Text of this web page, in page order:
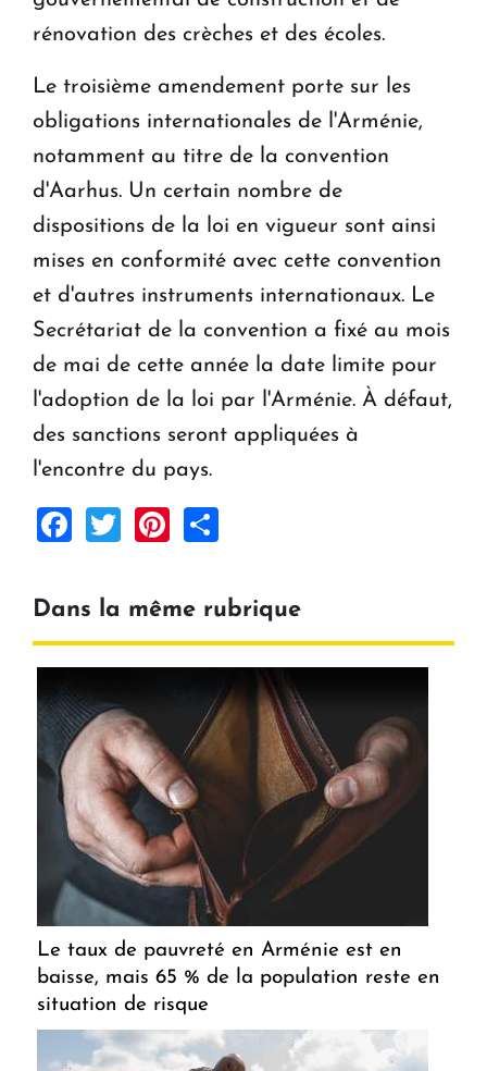
rénovation des crèches et des écoles.
Le troisième amendement porte sur les
obligations internationales de l'Arménie,
notamment au titre de la convention
d'Aarhus. Un certain nombre de
dispositions de la loi en vigueur sont ainsi
mises en conformité avec cette convention
et d'autres instruments internationaux. Le
Secrétariat de la convention a fixé au mois
de mai de cette année la date limite pour
l'adoption de la loi par l'Arménie. À défaut,
des sanctions seront appliquées à
l'encontre du pays.
Facebook
TwitterPinterest
Dans la même rubrique
Le taux de pauvreté en Arménie est en
baisse, mais 65 % de la population reste en
situation de risque